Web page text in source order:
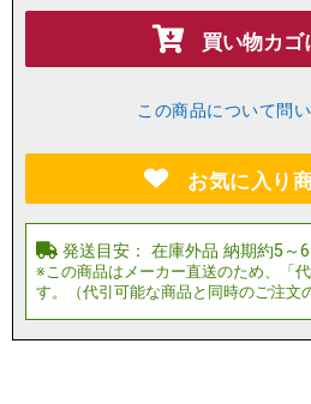
買い物カゴ
この商品について問
お気に入り